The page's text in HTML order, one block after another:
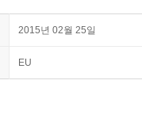
2015년 02월 25일
EU